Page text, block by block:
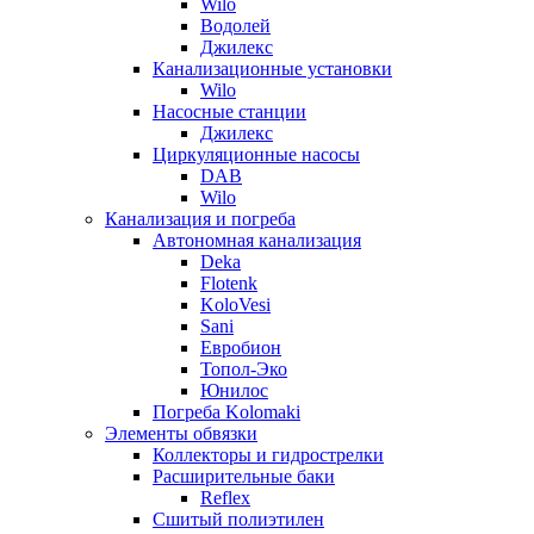
Wilo
Водолей
Джилекс
Канализационные установки
Wilo
Насосные станции
Джилекс
Циркуляционные насосы
DAB
Wilo
Канализация и погреба
Автономная канализация
Deka
Flotenk
KoloVesi
Sani
Евробион
Топол-Эко
Юнилос
Погреба Kolomaki
Элементы обвязки
Коллекторы и гидрострелки
Расширительные баки
Reflex
Сшитый полиэтилен